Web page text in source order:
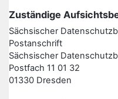
Zuständige
Sächsischer
Postanschrift
Sächsischer
Postfach 11 01 32
01330 Dresden